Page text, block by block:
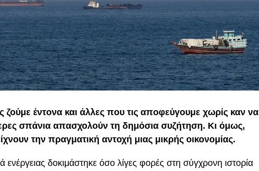
ζούμε έντονα και άλλες που τις αποφεύγουμε χωρίς καν να
σπάνια απασχολούν τη δημόσια συζήτηση. Κι όμως,
την πραγματική αντοχή μιας μικρής οικονομίας.
δοκιμάστηκε όσο λίγες φορές στη σύγχρονη ιστορία